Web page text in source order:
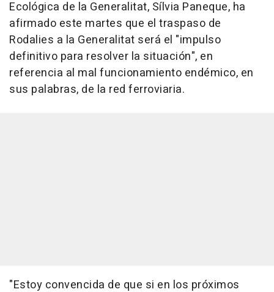
Ecológica de la Generalitat, Sílvia Paneque, ha
afirmado este martes que el traspaso de
Rodalies a la Generalitat será el "impulso
definitivo para resolver la situación", en
referencia al mal funcionamiento endémico, en
sus palabras, de la red ferroviaria.
"Estoy convencida de que si en los próximos